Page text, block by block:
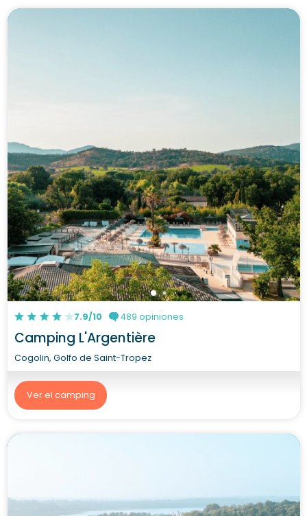
7.9/10 489 opiniones
Camping L'Argentière
Cogolin, Golfo de Saint-Tropez
Ver el camping